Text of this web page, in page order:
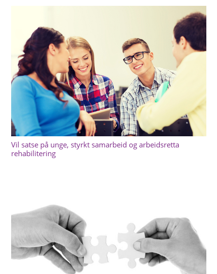
Vil satse på unge, styrkt samarbeid og arbeidsretta
rehabilitering